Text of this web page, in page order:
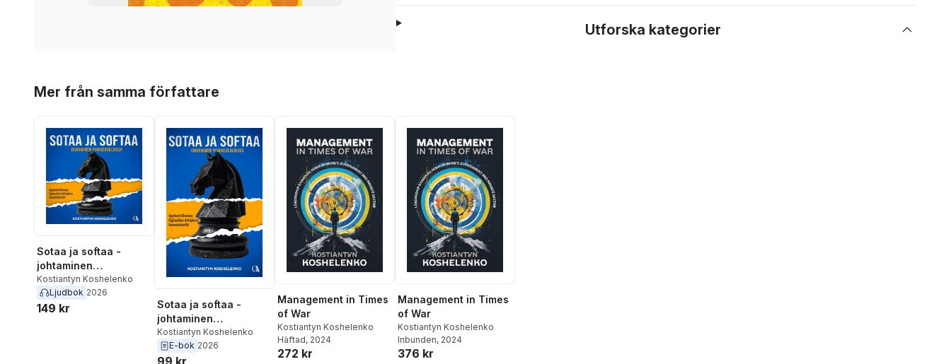
Utforska kategorier
Mer från samma författare
Sotaa ja softaa -
johtaminen
poikkeusoloissa
Kostiantyn Koshelenko
Ljudbok 2026
149 kr
Sotaa ja softaa -
johtaminen
poikkeusoloissa
Kostiantyn Koshelenko
E-bok 2026
Management in Times
of War
Kostiantyn Koshelenko
Häftad, 2024
272 kr
Management in Times
of War
Kostiantyn Koshelenko
Inbunden, 2024
376 kr